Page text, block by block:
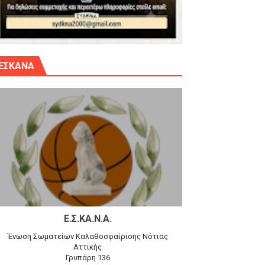
Δημητρίου την Κυριακή 14.6.26
Προφήτη Ηλία 78-74 στα Καμίνια
Ε.Σ.ΚΑ.Ν.Α.
Ένωση Σωματείων Καλαθοσφαίρισης Νότιας
Αττικής
Γρυπάρη 136